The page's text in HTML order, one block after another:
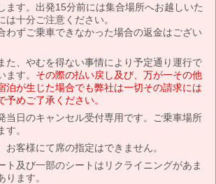
ます。出発15分前には集合場所へお越しいた
は十分ご注意ください。
わずご乗車できなかった場合の返金はござい
た、やむを得ない事情により予定通り運行で
ます。 その際の払い戻し及び、万が一その他
泊が生じた場合でも弊社は一切その請求には
予めご了承ください。
当日のキャンセル受付専用です。ご乗車場所
。
お客様にて席の指定はできません。
ト及び一部のシートはリクライニングがあま
ります。